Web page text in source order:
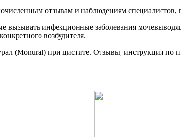
отзывам и наблюдениям
инфекционные заболевания
возбудителя.